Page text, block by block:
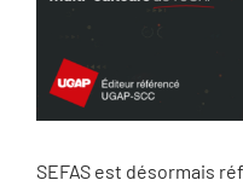
SEFAS est désormais